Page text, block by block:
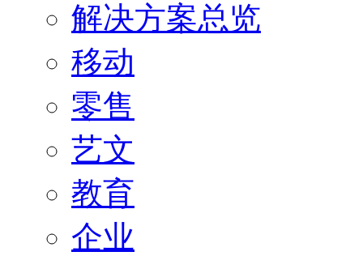
解决方案总览
移动
零售
艺文
教育
企业